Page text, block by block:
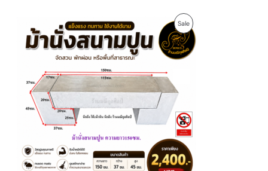
SaleP
C
T
O
P
r
i
c
e
a
n
g
:
1
,
9
0
฿